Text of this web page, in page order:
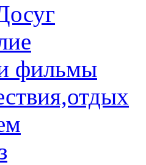
фильмы